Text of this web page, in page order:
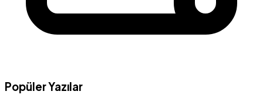
Popüler Yazılar